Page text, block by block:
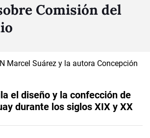
Comisión del
el diseño y la confección de
durante los siglos XIX y XX